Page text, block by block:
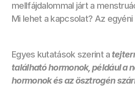
mellfájdalommal járt a
Mi lehet a kapcsolat? Az
Egyes kutatások szerint a
található hormonok, például a
hormonok és az ösztrogén